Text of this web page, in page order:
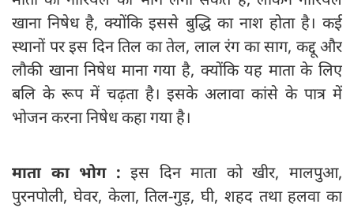
खाना निषेध है, क्योंकि इससे बुद्धि का नाश होता है। कई
स्थानों पर इस दिन तिल का तेल, लाल रंग का साग, कद्दू और
लौकी खाना निषेध माना गया है, क्योंकि यह माता के लिए
बलि के रूप में चढ़ता है। इसके अलावा कांसे के पात्र में
भोजन करना निषेध कहा गया है।
माता का भोग :इस दिन माता को खीर, मालपुआ,
पुरनपोली, घेवर, केला, तिल-गुड़, घी, शहद तथा हलवा का